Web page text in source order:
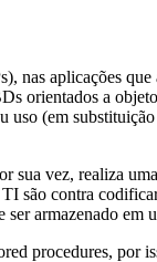
aplicações
a
(em
vez, realiza
contra
armazenado
procedures, por